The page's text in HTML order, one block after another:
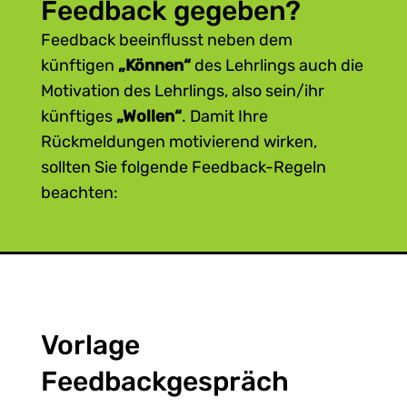
Feedback gegeben?
Feedback beeinflusst neben dem
künftigen „Können“des Lehrlings auch die
Motivation des Lehrlings, also sein/ihr
künftiges„Wollen“. Damit Ihre
Rückmeldungen motivierend wirken,
sollten Sie folgende Feedback-Regeln
beachten:
effektiver ist es.
Feedback sollte immerkonstruktiv
sein: Bieten SiePerspektiven für die
Vorlage
Feedbackgespräch